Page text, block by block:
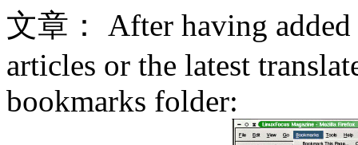
文章： After having
articles or the latest
bookmarks folder: